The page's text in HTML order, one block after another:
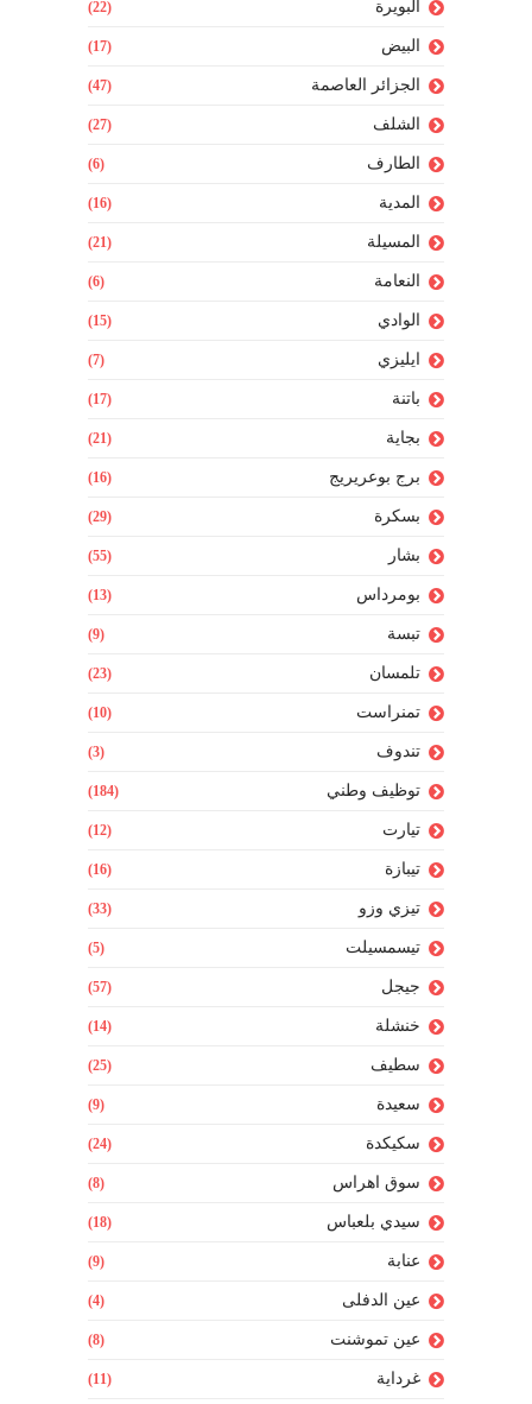
البويرة (22)
البيض (17)
الجزائر العاصمة (47)
الشلف (27)
الطارف (6)
المدية (16)
المسيلة (21)
النعامة (6)
الوادي (15)
ايليزي (7)
باتنة (17)
بجاية (21)
برج بوعريريج (16)
بسكرة (29)
بشار (55)
بومرداس (13)
تبسة (9)
تلمسان (23)
تمنراست (10)
تندوف (3)
توظيف وطني (184)
تيارت (12)
تيبازة (16)
تيزي وزو (33)
تيسمسيلت (5)
جيجل (57)
خنشلة (14)
سطيف (25)
سعيدة (9)
سكيكدة (24)
سوق اهراس (8)
سيدي بلعباس (18)
عنابة (9)
عين الدفلى (4)
عين تموشنت (8)
غرداية (11)